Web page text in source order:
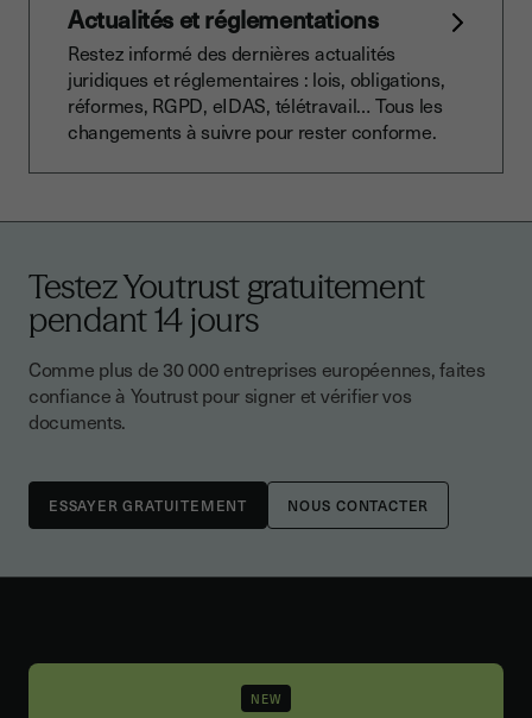
Actualités et réglementations
Restez informé des dernières actualités
juridiques et réglementaires : lois, obligations,
réformes, RGPD, eIDAS, télétravail… Tous les
changements à suivre pour rester conforme.
Testez Youtrust gratuitement
pendant 14 jours
Comme plus de 30 000 entreprises européennes, faites
confiance à Youtrust pour signer et vérifier vos
documents.
NOUS CONTACTER
NEW